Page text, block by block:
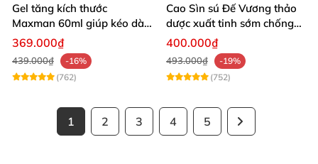
Gel tăng kích thước
Maxman 60ml giúp kéo dài
thời gian quan hệ hiệu quả
369.000₫
439.000₫
-16%
(762)
Cao Sìn sú Đế Vương thảo
dược xuất tinh sớm chống
hiệu quả nhất
400.000₫
493.000₫
-19%
(752)
1 2 3 4 5